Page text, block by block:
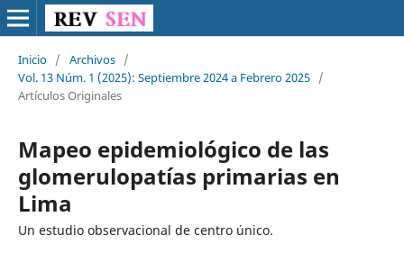
Inicio / Archivos /
Vol. 13 Núm. 1 (2025): Septiembre 2024 a Febrero 2025 /
Artículos Originales
Mapeo epidemiológico de las
glomerulopatías primarias en
Lima
Un estudio observacional de centro único.